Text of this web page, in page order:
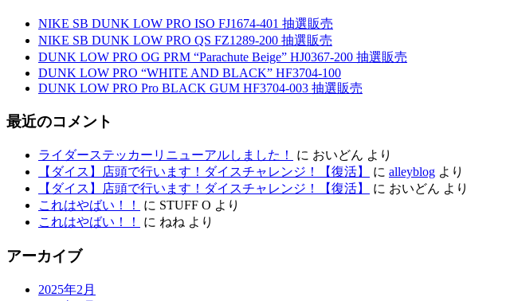
NIKE SB DUNK LOW PRO ISO FJ1674-401 抽選販売
NIKE SB DUNK LOW PRO QS FZ1289-200 抽選販売
DUNK LOW PRO OG PRM “Parachute Beige” HJ0367-200 抽選販売
DUNK LOW PRO “WHITE AND BLACK” HF3704-100
DUNK LOW PRO Pro BLACK GUM HF3704-003 抽選販売
最近のコメント
ライダーステッカーリニューアルしました！ に おいどん より
【ダイス】店頭で行います！ダイスチャレンジ！【復活】
に alleyblog より
【ダイス】店頭で行います！ダイスチャレンジ！【復活】
に おいどん より
これはやばい！！
に STUFF O より
これはやばい！！
に ねね より
アーカイブ
2025年2月